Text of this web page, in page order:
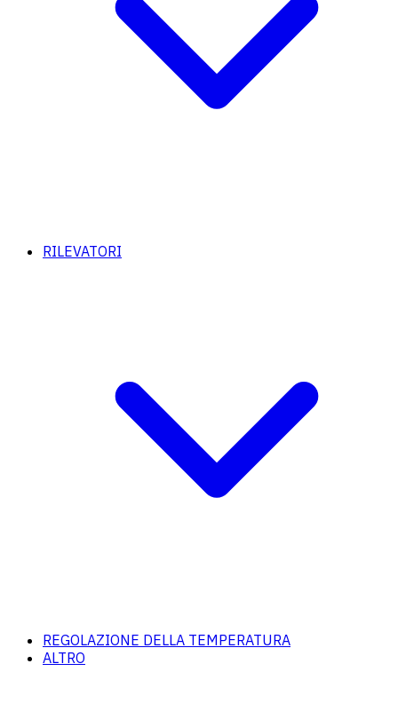
RILEVATORI
REGOLAZIONE DELLA TEMPERATURA
ALTRO